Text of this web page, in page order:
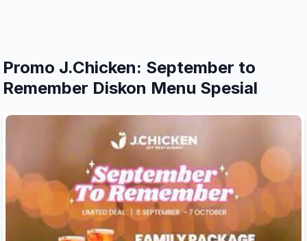
Promo J.Chicken: September to
Remember Diskon Menu Spesial